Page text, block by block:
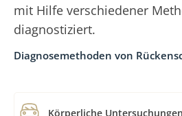
mit Hilfe verschiedener
diagnostiziert.
Diagnosemethoden von
Körperliche Untersuchungen